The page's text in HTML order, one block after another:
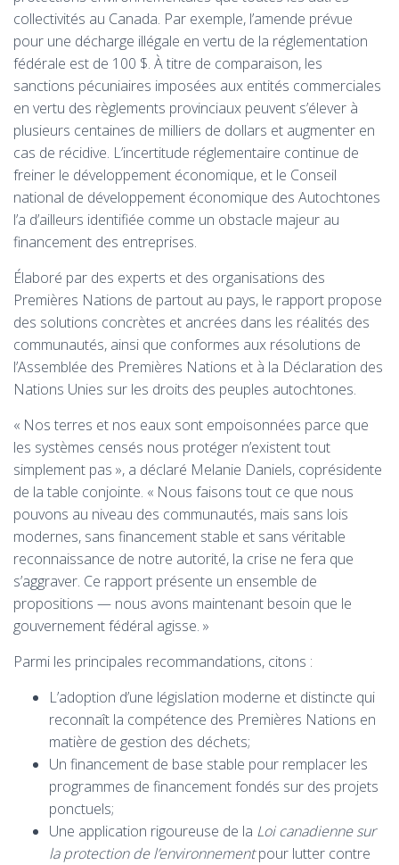
collectivités au Canada. Par exemple, l’amende prévue
pour une décharge illégale en vertu de la réglementation
fédérale est de 100 $. À titre de comparaison, les
sanctions pécuniaires imposées aux entités commerciales
en vertu des règlements provinciaux peuvent s’élever à
plusieurs centaines de milliers de dollars et augmenter en
cas de récidive. L’incertitude réglementaire continue de
freiner le développement économique, et le Conseil
national de développement économique des Autochtones
l’a d’ailleurs identifiée comme un obstacle majeur au
financement des entreprises.
Élaboré par des experts et des organisations des
Premières Nations de partout au pays, le rapport propose
des solutions concrètes et ancrées dans les réalités des
communautés, ainsi que conformes aux résolutions de
l’Assemblée des Premières Nations et à la Déclaration des
Nations Unies sur les droits des peuples autochtones.
« Nos terres et nos eaux sont empoisonnées parce que
les systèmes censés nous protéger n’existent tout
simplement pas », a déclaré Melanie Daniels, coprésidente
de la table conjointe. « Nous faisons tout ce que nous
pouvons au niveau des communautés, mais sans lois
modernes, sans financement stable et sans véritable
reconnaissance de notre autorité, la crise ne fera que
s’aggraver. Ce rapport présente un ensemble de
propositions — nous avons maintenant besoin que le
gouvernement fédéral agisse. »
Parmi les principales recommandations, citons :
L’adoption d’une législation moderne et distincte qui
reconnaît la compétence des Premières Nations en
matière de gestion des déchets;
Un financement de base stable pour remplacer les
programmes de financement fondés sur des projets
ponctuels;
Une application rigoureuse de la Loi canadienne sur
la protection de l’environnementpour lutter contre